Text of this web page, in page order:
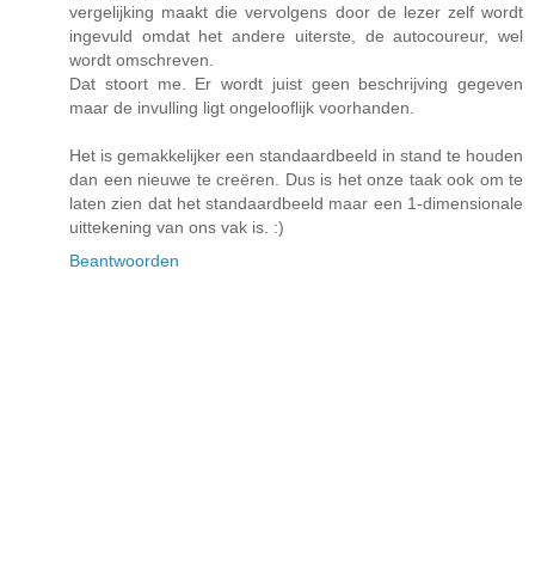
vergelijking maakt die vervolgens door de lezer zelf wordt
ingevuld omdat het andere uiterste, de autocoureur, wel
wordt omschreven.
Dat stoort me. Er wordt juist geen beschrijving gegeven
maar de invulling ligt ongelooflijk voorhanden.
Het is gemakkelijker een standaardbeeld in stand te houden
dan een nieuwe te creëren. Dus is het onze taak ook om te
laten zien dat het standaardbeeld maar een 1-dimensionale
uittekening van ons vak is. :)
Beantwoorden